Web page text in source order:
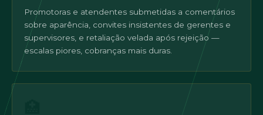
Promotoras e atendentes submetidas a comentários
sobre aparência, convites insistentes de gerentes e
supervisores, e retaliação velada após rejeição —
escalas piores, cobranças mais duras.